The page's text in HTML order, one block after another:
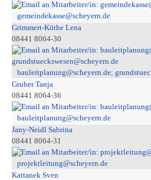
gemeindekasse@scheyern.de
Grimmert-Köthe Lena
08441 8064-30
bauleitplanung@scheyern.de;
Gruber Tanja
08441 8064-36
bauleitplanung@scheyern.de
Jany-Neidl Sabrina
08441 8064-31
projektleitung@scheyern.de
Kattanek Sven